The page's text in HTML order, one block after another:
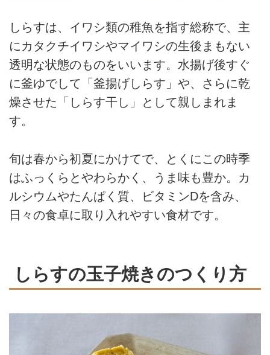
しらすは、イワシ類の稚魚を指す総称で、主
にカタクチイワシやマイワシの生後まもない
透明な状態のものをいいます。水揚げ後すぐ
に釜ゆでして「釜揚げしらす」や、さらに乾
燥させた「しらす干し」として親しまれま
す。
旬は春から初夏にかけてで、とくにこの時季
はふっくらとやわらかく、うま味も豊か。カ
ルシウムやたんぱく質、ビタミンDを含み、
日々の食卓に取り入れやすい食材です。
しらすの玉子焼きのつくり方